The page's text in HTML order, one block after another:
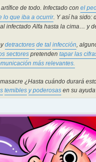
de todo. Infectado con el
lo que iba a ocurrir. Y así ha sido:
infectado Alfa hasta la cima… y
detractores de tal infección ,
sectores pretenden tapar las
más relevantes.
¿Hasta cuándo durará
temibles y poderosas en su